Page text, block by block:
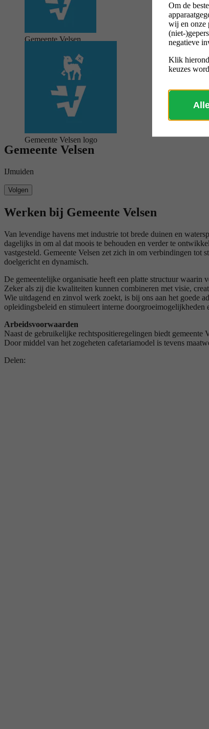
Gemeente Velsen
Gemeente Velsen logo
Gemeente Velsen
IJmuiden
Volgen
Werken bij Gemeente Velsen
Van levendige havens met industrie tot brede duinen en
dagelijks in om al dat moois te behouden en verder te
vastgesteld. Gemeente Velsen zet zich in om verbindingen tot
doelgericht en dynamisch.
De gemeentelijke organisatie heeft een platte structuur
Zeker als zij die kwaliteiten kunnen combineren met visie,
Wie uitdagend en zinvol werk zoekt, is bij ons aan het goede
opleidingsbeleid en stimuleert interne doorgroeimogelijkheden
Arbeidsvoorwaarden
Naast de gebruikelijke rechtspositieregelingen biedt
Door middel van het zogeheten cafetariamodel is tevens
Delen:
Om de
wij en onze
(niet-
negatieve
Klik
keuzes